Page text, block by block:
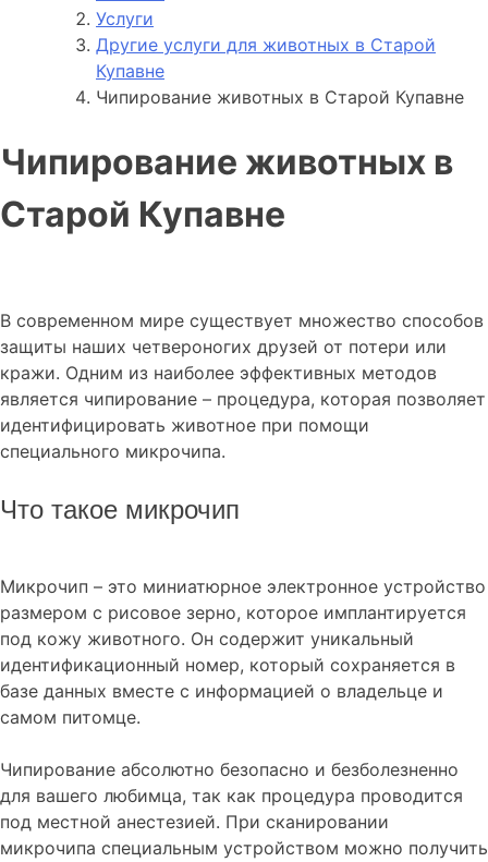
Услуги
Другие услуги для животных в Старой
Купавне
Чипирование животных в Старой Купавне
Чипирование животных в
Старой Купавне
В современном мире существует множество способов
защиты наших четвероногих друзей от потери или
кражи. Одним из наиболее эффективных методов
является чипирование – процедура, которая позволяет
идентифицировать животное при помощи
специального микрочипа.
Что такое микрочип
Микрочип – это миниатюрное электронное устройство
размером с рисовое зерно, которое имплантируется
под кожу животного. Он содержит уникальный
идентификационный номер, который сохраняется в
базе данных вместе с информацией о владельце и
самом питомце.
Чипирование абсолютно безопасно и безболезненно
для вашего любимца, так как процедура проводится
под местной анестезией. При сканировании
микрочипа специальным устройством можно получить